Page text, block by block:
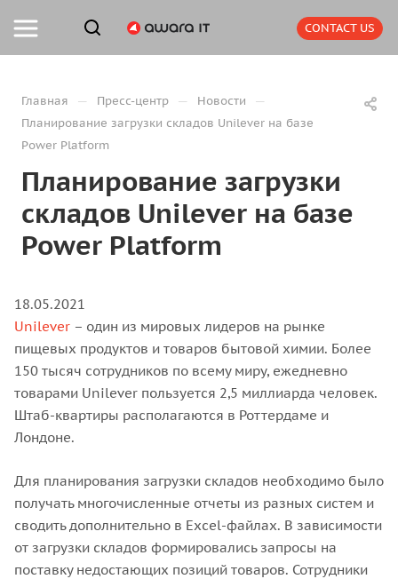
CONTACT US
Главная — Пресс-центр — Новости —
Планирование загрузки складов Unilever на базе
Power Platform
Планирование загрузки
складов Unilever на базе
Power Platform
18.05.2021
Unilever – один из мировых лидеров на рынке
пищевых продуктов и товаров бытовой химии. Более
150 тысяч сотрудников по всему миру, ежедневно
товарами Unilever пользуется 2,5 миллиарда человек.
Штаб-квартиры располагаются в Роттердаме и
Лондоне.
Для планирования загрузки складов необходимо было
получать многочисленные отчеты из разных систем и
сводить дополнительно в Excel-файлах. В зависимости
от загрузки складов формировались запросы на
поставку недостающих позиций товаров. Сотрудники